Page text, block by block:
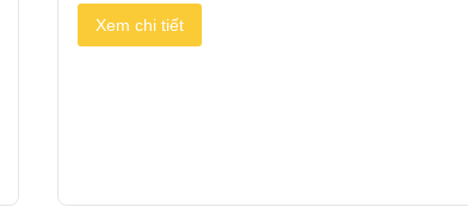
Xem chi tiết